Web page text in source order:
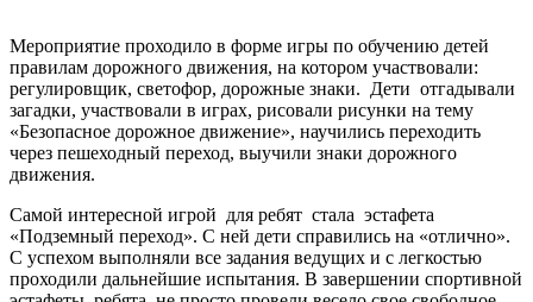
Мероприятие проходило в форме игры по обучению детей
правилам дорожного движения, на котором участвовали:
регулировщик, светофор, дорожные знаки. Дети отгадывали
загадки, участвовали в играх, рисовали рисунки на тему
«Безопасное дорожное движение», научились переходить
через пешеходный переход, выучили знаки дорожного
движения.
Самой интересной игрой для ребят стала эстафета
«Подземный переход». С ней дети справились на «отлично».
С успехом выполняли все задания ведущих и с легкостью
проходили дальнейшие испытания. В завершении спортивной